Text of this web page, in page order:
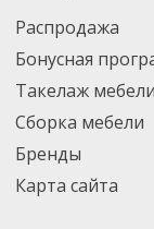
Распродажа
Бонусная
Такелаж
Сборка мебели
Бренды
Карта сайта